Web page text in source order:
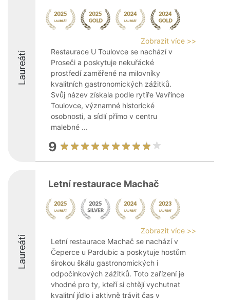
Laureáti
Zobrazit více >>
Restaurace U Toulovce se nachází v
Proseči a poskytuje nekuřácké
prostředí zaměřené na milovníky
kvalitních gastronomických zážitků.
Svůj název získala podle rytíře Vavřince
Toulovce, významné historické
osobnosti, a sídlí přímo v centru
malebné ...
9
Laureáti
Letní restaurace Machač
Zobrazit více >>
Letní restaurace Machač se nachází v
Čeperce u Pardubic a poskytuje hostům
širokou škálu gastronomických i
odpočinkových zážitků. Toto zařízení je
vhodné pro ty, kteří si chtějí vychutnat
kvalitní jídlo i aktivně trávit čas v